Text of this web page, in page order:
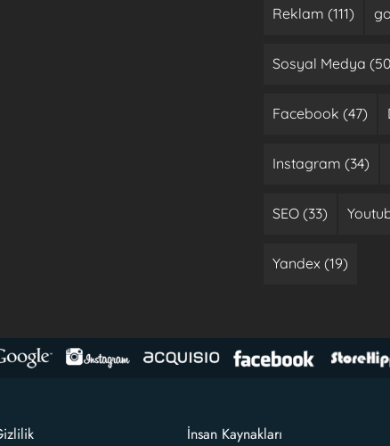
Reklam (111)
Sosyal Medya
Facebook (47)
Instagram (34)
SEO (33)
Yandex (19)
İnsan Kaynakları